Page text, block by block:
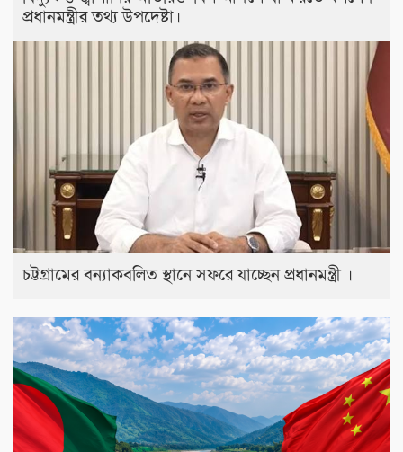
প্রধানমন্ত্রীর তথ্য উপদেষ্টা।
চট্টগ্রামের বন্যাকবলিত স্থানে সফরে যাচ্ছেন প্রধানমন্ত্রী ।